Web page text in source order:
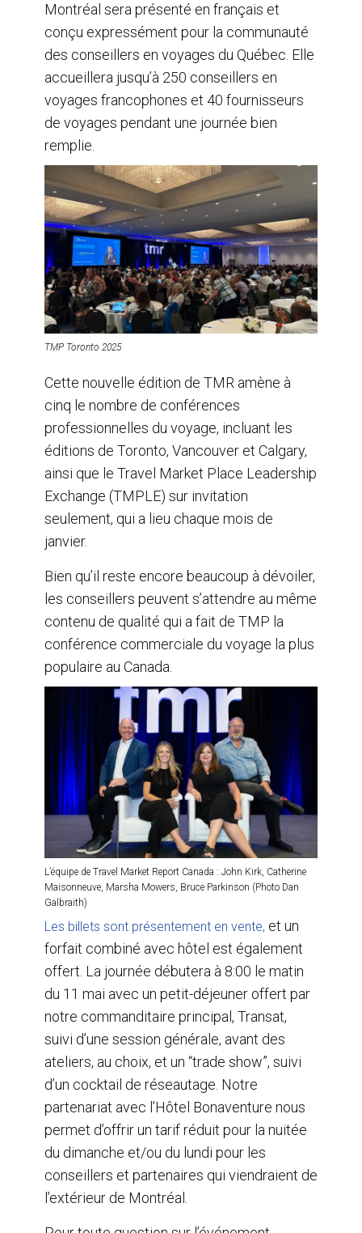
Montréal sera présenté en français et
conçu expressément pour la communauté
des conseillers en voyages du Québec. Elle
accueillera jusqu’à 250 conseillers en
voyages francophones et 40 fournisseurs
de voyages pendant une journée bien
remplie.
TMP Toronto 2025
Cette nouvelle édition de TMR amène à
cinq le nombre de conférences
professionnelles du voyage, incluant les
éditions de Toronto, Vancouver et Calgary,
ainsi que le Travel Market Place Leadership
Exchange (TMPLE) sur invitation
seulement, qui a lieu chaque mois de
janvier.
Bien qu’il reste encore beaucoup à dévoiler,
les conseillers peuvent s’attendre au même
contenu de qualité qui a fait de TMP la
conférence commerciale du voyage la plus
populaire au Canada.
L’équipe de Travel Market Report Canada : John Kirk, Catherine
Maisonneuve, Marsha Mowers, Bruce Parkinson (Photo Dan
Galbraith)
Les billets sont présentement en vente, et un
forfait combiné avec hôtel est également
offert. La journée débutera à 8:00 le matin
du 11 mai avec un petit-déjeuner offert par
notre commanditaire principal, Transat,
suivi d’une session générale, avant des
ateliers, au choix, et un “trade show”, suivi
d’un cocktail de réseautage. Notre
partenariat avec l’Hôtel Bonaventure nous
permet d’offrir un tarif réduit pour la nuitée
du dimanche et/ou du lundi pour les
conseillers et partenaires qui viendraient de
l’extérieur de Montréal.